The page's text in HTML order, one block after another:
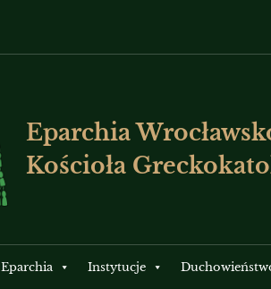
Eparchia
Kościoła
Eparchia Instytucje